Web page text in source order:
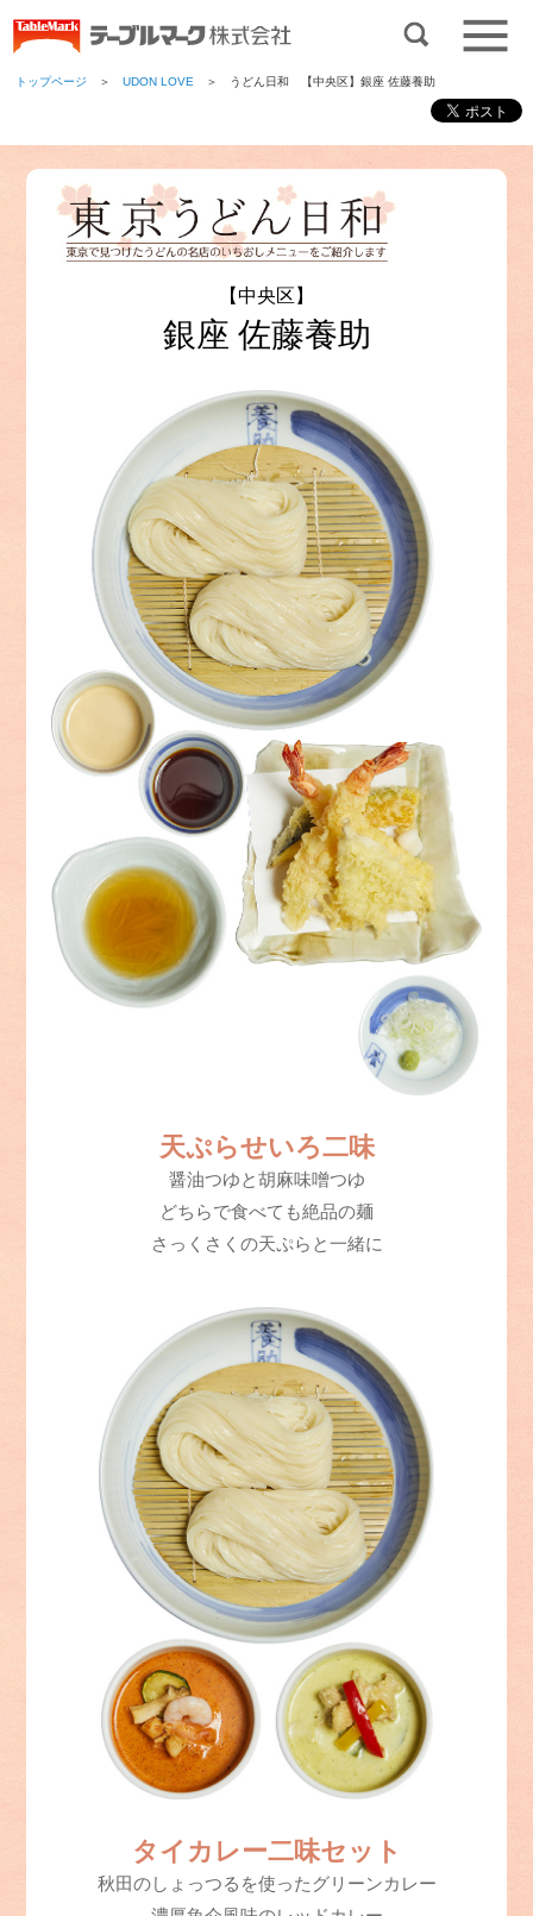
トップページ ＞UDON LOVE ＞ うどん日和 【中央区】銀座 佐藤養助
【中央区】
銀座 佐藤養助
天ぷらせいろ二味
醤油つゆと胡麻味噌つゆ
どちらで食べても絶品の麺
さっくさくの天ぷらと一緒に
タイカレー二味セット
秋田のしょっつるを使ったグリーンカレー